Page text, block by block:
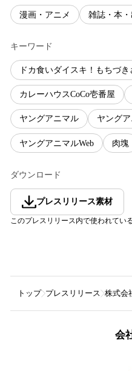
漫画・アニメ 雑誌・本
キーワード
ドカ食いダイスキ！もちづき
カレーハウスCoCo壱番屋
ヤングアニマル ヤング
ヤングアニマルWeb 肉塊
ダウンロード
プレスリリース素材
このプレスリリース内で使われてい
トップ プレスリリース 株式会
会